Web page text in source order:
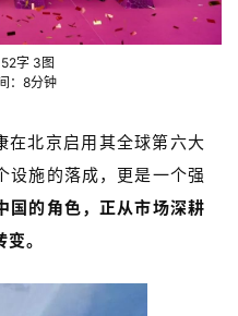
字 3图
8分钟
在北京启用其全球第六大
设施的落成，更是一个强
国的角色，正从市场深耕
。